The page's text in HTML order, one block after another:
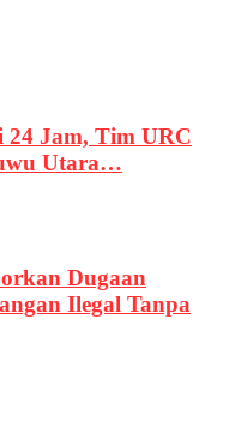
24 Jam, Tim URC
Utara…
Dugaan
Ilegal Tanpa